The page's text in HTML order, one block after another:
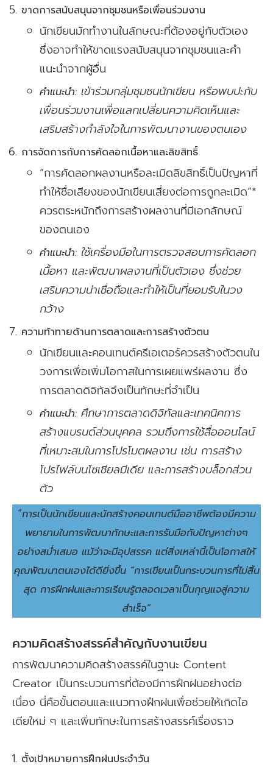
ขาดการสนับสนุนจากชุมชนหรือเพื่อนร่วมงาน
นักเขียนมักทำงานในลักษณะที่ต้องอยู่กับตัวเอง
ซึ่งอาจทำให้ขาดแรงสนับสนุนจากชุมชนและคำ
แนะนำจากผู้อื่น
คำแนะนำ: เข้าร่วมกลุ่มชุมชนนักเขียน หรือพบปะกับ
เพื่อนร่วมงานเพื่อแลกเปลี่ยนความคิดเห็นและ
เสริมสร้างกำลังใจในการพัฒนางานของตนเอง
การจัดการกับการคัดลอกเนื้อหาและลิขสิทธิ์
“การคัดลอกผลงานหรือละเมิดลิขสิทธิ์เป็นปัญหาที่
ทำให้ชื่อเสียงของนักเขียนเสี่ยงต่อการถูกละเมิด”*
ควรตระหนักถึงการสร้างผลงานที่มีเอกลักษณ์
ของตนเอง
คำแนะนำ: ใช้เครื่องมือในการตรวจสอบการคัดลอก
เนื้อหา และพัฒนาผลงานที่เป็นตัวเอง ซึ่งช่วย
เสริมความน่าเชื่อถือและทำให้เป็นที่ยอมรับในวง
กว้าง
ความท้าทายด้านการตลาดและการสร้างตัวตน
นักเขียนและคอนเทนต์ครีเอเตอร์ควรสร้างตัวตนใน
วงการเพื่อเพิ่มโอกาสในการเผยแพร่ผลงาน ซึ่ง
การตลาดดิจิทัลจึงเป็นทักษะที่จำเป็น
คำแนะนำ: ศึกษาการตลาดดิจิทัลและเทคนิคการ
สร้างแบรนด์ส่วนบุคคล รวมถึงการใช้สื่อออนไลน์
ที่เหมาะสมในการโปรโมตผลงาน เช่น การสร้าง
โปรไฟล์บนโซเชียลมีเดีย และการสร้างบล็อกส่วน
ตัว
“การเป็นนักเขียนและนักสร้างคอนเทนต์มืออาชีพต้องมีความ
พยายามในการพัฒนาทักษะและการรับมือกับปัญหาต่างๆ
อย่างสม่ำเสมอ แม้ว่าจะมีอุปสรรค แต่สิ่งเหล่านี้เป็นโอกาสให้
คุณพัฒนาตนเองได้ดียิ่งขึ้น “การเขียนเป็นกระบวนการที่ไม่สิ้น
สุด การฝึกฝนและการเรียนรู้ตลอดเวลาเป็นกุญแจสู่ความ
สำเร็จ”
ความคิดสร้างสรรค์สำคัญกับงานเขียน
การพัฒนาความคิดสร้างสรรค์ในฐานะ Content
Creator เป็นกระบวนการที่ต้องมีการฝึกฝนอย่างต่อ
เนื่อง นี่คือขั้นตอนและแนวทางฝึกฝนเพื่อช่วยให้เกิดไอ
เดียใหม่ ๆ และเพิ่มทักษะในการสร้างสรรค์เรื่องราว
ตั้งเป้าหมายการฝึกฝนประจำวัน